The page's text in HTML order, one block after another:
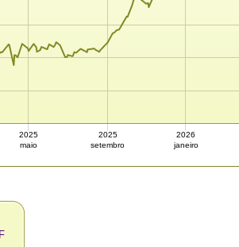
2025
maio
2025
setembro
2026
janeiro